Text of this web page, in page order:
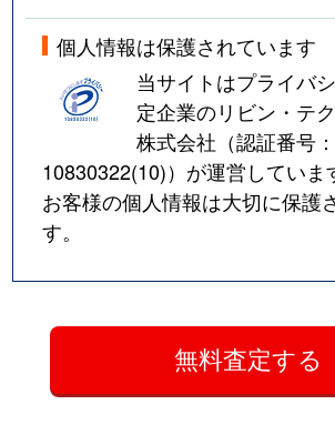
個人情報は保護されています
当サイトはプライバ
定企業のリビン・テ
株式会社（認証番号：
10830322(10)）が運営していま
お客様の個人情報は大切に保護
す。